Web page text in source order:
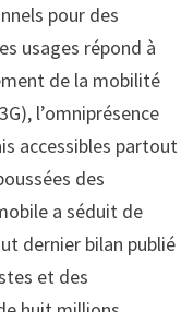
pour des
usages répond à
de la mobilité
l’omniprésence
accessibles partout
des
a séduit de
dernier bilan publié
et des